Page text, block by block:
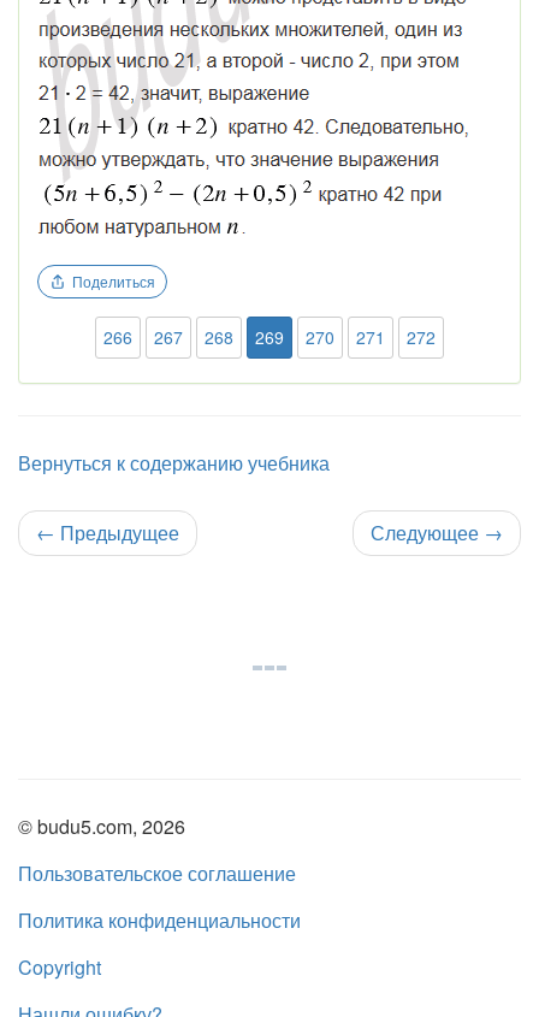
Поделиться
266 267 268 269 270 271 272
Вернуться к содержанию учебника
← Предыдущее Следующее →
© budu5.com, 2026
Пользовательское соглашение
Политика конфиденциальности
Copyright